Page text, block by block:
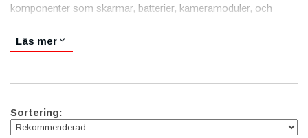
komponenter som skärmar, batterier, kameramoduler, och
Varje del är noggrant utvald för att säkerställa bästa möjliga
telefon, erbjuder vi de delar du behöver för en pålitlig och hållbar
HÖGKVALITATIVA SKÄRMAR
Läs mer
Sortering: